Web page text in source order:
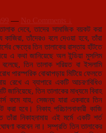
— No Comments ↓
দেবে, তাদের সামাজিক বয়কট করা
তাঁদেরও বলে দেওয়া হবে, তাঁরা
ক্ষেত্রে তিন তালাকের রাস্তায় হাঁটতে
এ কথা জানিয়েছে অল ইন্ডিয়া মুসলিম
তিন তালাক শরিয়ত বা ইসলামি
পারস্পরিক বোঝাপড়ায় মিটিয়ে ফেলতে
রেখে এ ব্যাপারে একটি আচরণবিধিও
তিন তালাকের মাধ্যমে বিবাহ
কমে যায়, সেজন্য যারা একবারে তিন
হবে। নিকাহ পরিচালনাকারী কাজি
নিকাহনামায় এই মর্মে একটি শর্ত
করবেন না। সম্প্রতি তিন তালাকের